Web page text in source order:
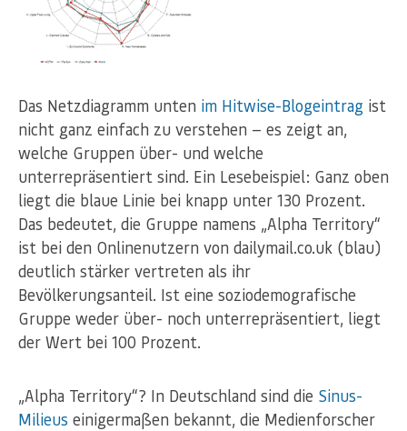
Das Netzdiagramm unten im Hitwise-Blogeintrag ist
nicht ganz einfach zu verstehen — es zeigt an,
welche Gruppen über- und welche
unterrepräsentiert sind. Ein Lesebeispiel: Ganz oben
liegt die blaue Linie bei knapp unter 130 Prozent.
Das bedeutet, die Gruppe namens „Alpha Territory“
ist bei den Onlinenutzern von dailymail.co.uk (blau)
deutlich stärker vertreten als ihr
Bevölkerungsanteil. Ist eine soziodemografische
Gruppe weder über- noch unterrepräsentiert, liegt
der Wert bei 100 Prozent.
„Alpha Territory“? In Deutschland sind die Sinus-
Milieus einigermaßen bekannt, die Medienforscher